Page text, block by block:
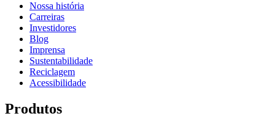
Nossa história
Carreiras
Investidores
Blog
Imprensa
Sustentabilidade
Reciclagem
Acessibilidade
Produtos